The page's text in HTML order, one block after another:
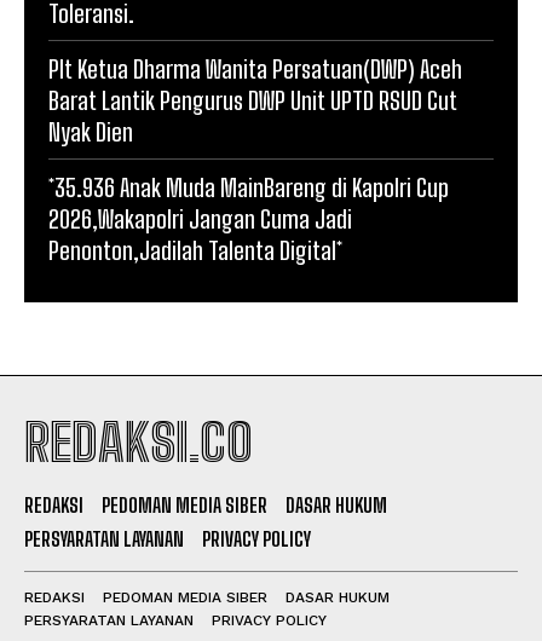
Toleransi.
Plt Ketua Dharma Wanita Persatuan(DWP) Aceh
Barat Lantik Pengurus DWP Unit UPTD RSUD Cut
Nyak Dien
*35.936 Anak Muda MainBareng di Kapolri Cup
2026,Wakapolri Jangan Cuma Jadi
Penonton,Jadilah Talenta Digital*
REDAKSI.CO
REDAKSI PEDOMAN MEDIA SIBER
DASAR HUKUM
PERSYARATAN LAYANAN
PRIVACY POLICY
REDAKSI PEDOMAN MEDIA SIBER
DASAR HUKUM
PERSYARATAN LAYANAN
PRIVACY POLICY